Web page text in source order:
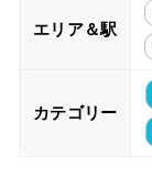
エリア＆駅
カテゴリー